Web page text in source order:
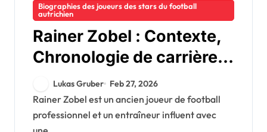
Biographies des joueurs des stars du football
autrichien
Rainer Zobel : Contexte,
Chronologie de carrière,
Influence en coaching
Lukas Gruber Feb 27, 2026
Rainer Zobel est un ancien joueur de football
professionnel et un entraîneur influent avec